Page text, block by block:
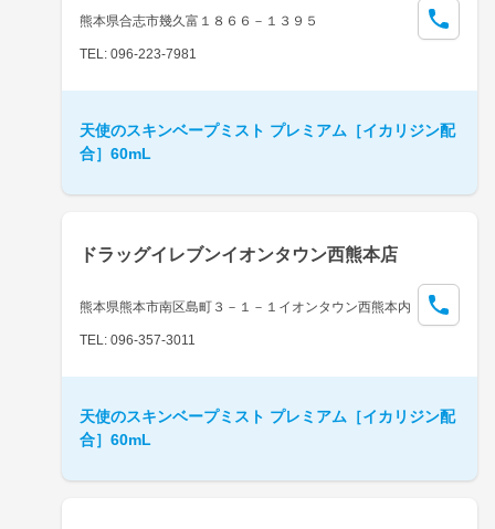
熊本県合志市幾久富１８６６－１３９５
TEL: 096-223-7981
天使のスキンベープミスト プレミアム［イカリジン配
合］60mL
ドラッグイレブンイオンタウン西熊本店
熊本県熊本市南区島町３－１－１イオンタウン西熊本内
TEL: 096-357-3011
天使のスキンベープミスト プレミアム［イカリジン配
合］60mL